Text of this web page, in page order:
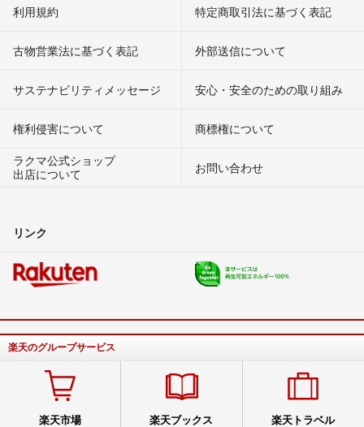
利用規約 特定商取引法に基づく表記
古物営業法に基づく表記 外部送信について
サステナビリティメッセージ 安心・安全のための取り組み
権利侵害について
商標権について
ラクマ公式ショップ
出店について
お問い合わせ
リンク
楽天のグループサービス
楽天市場 楽天ブックス 楽天トラベル